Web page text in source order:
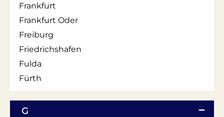
Frankfurt
Frankfurt Oder
Freiburg
Friedrichshafen
Fulda
Fürth
G